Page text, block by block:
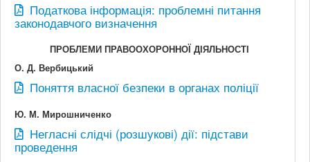
Податкова інформація: проблемні питання
законодавчого визначення
ПРОБЛЕМИ ПРАВООХОРОННОЇ ДІЯЛЬНОСТІ
О. Д. Вербицький
Поняття власної безпеки в органах поліції
Ю. М. Мирошниченко
Негласні слідчі (розшукові) дії: підстави
проведення